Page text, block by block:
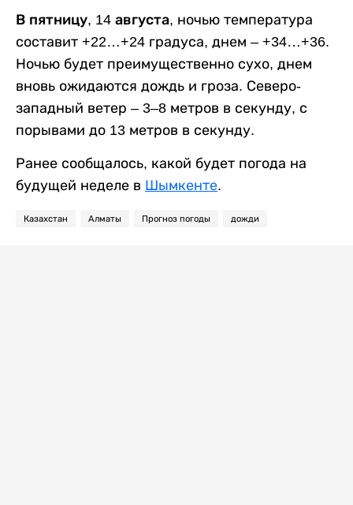
В пятницу, 14 августа, ночью температура
составит +22…+24 градуса, днем – +34…+36.
Ночью будет преимущественно сухо, днем
вновь ожидаются дождь и гроза. Северо-
западный ветер – 3–8 метров в секунду, с
порывами до 13 метров в секунду.
Ранее сообщалось, какой будет погода на
будущей неделе в Шымкенте.
Казахстан Алматы Прогноз погоды дожди